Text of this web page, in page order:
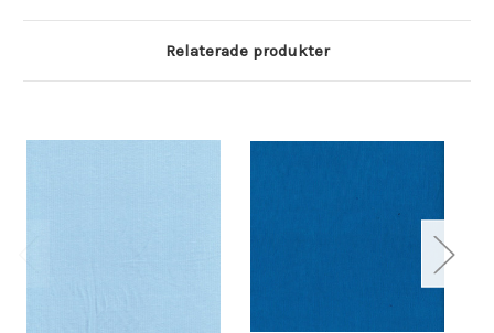
Relaterade produkter